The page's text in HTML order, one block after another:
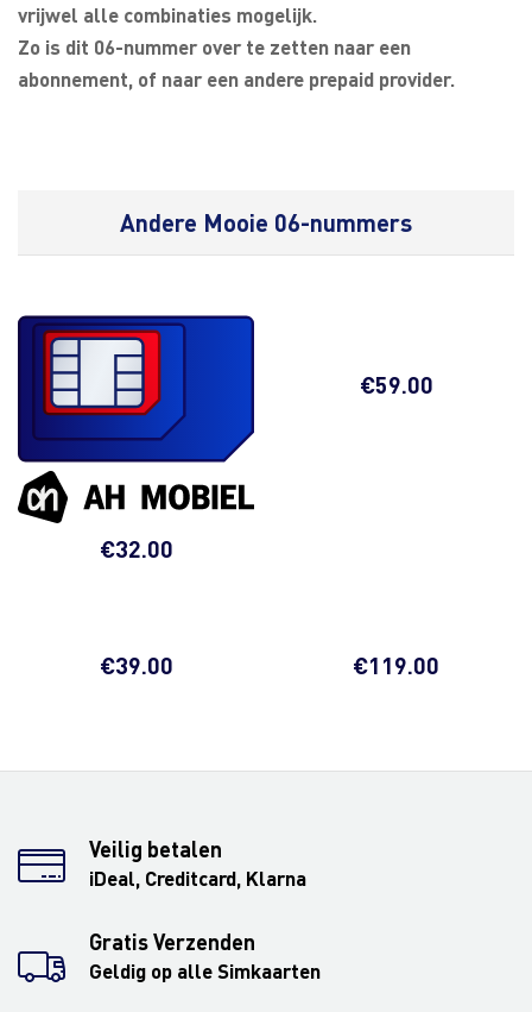
vrijwel alle combinaties mogelijk.
Zo is dit 06-nummer over te zetten naar een
abonnement, of naar een andere prepaid provider.
Andere Mooie 06-nummers
€32.00
€59.00
€39.00 €119.00
Veilig betalen
iDeal, Creditcard, Klarna
Gratis Verzenden
Geldig op alle Simkaarten